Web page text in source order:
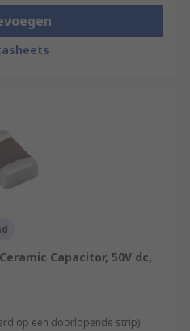
Capacitor, 50V dc,
op een doorlopende strip)